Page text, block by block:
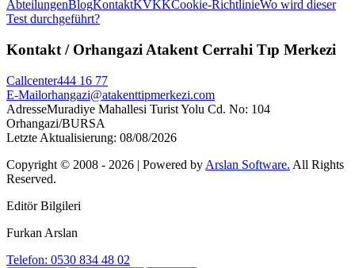
AbteilungenBlogKontaktKVKKCookie-RichtlinieWo wird dieser
Test durchgeführt?
Kontakt / Orhangazi Atakent Cerrahi Tıp Merkezi
Callcenter444 16 77
E-Mailorhangazi@atakenttipmerkezi.com
AdresseMuradiye Mahallesi Turist Yolu Cd. No: 104
Orhangazi/BURSA
Letzte Aktualisierung: 08/08/2026
Copyright © 2008 - 2026 | Powered by Arslan Software. All Rights
Reserved.
Editör Bilgileri
Furkan Arslan
Telefon: 0530 834 48 02